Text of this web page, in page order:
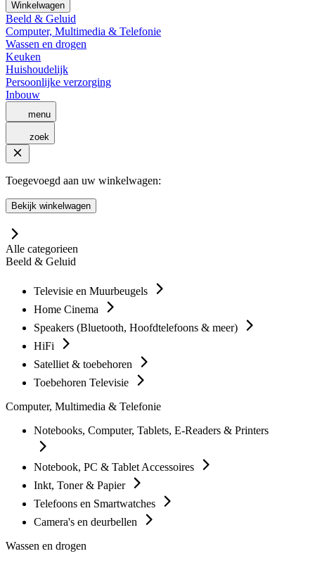
Winkelwagen
Beeld & Geluid
Computer, Multimedia & Telefonie
Wassen en drogen
Keuken
Huishoudelijk
Persoonlijke verzorging
Inbouw
menu
zoek
Toegevoegd aan uw winkelwagen:
Bekijk winkelwagen
Alle categorieen
Beeld & Geluid
Televisie en Muurbeugels
Home Cinema
Speakers (Bluetooth, Hoofdtelefoons & meer)
HiFi
Satelliet & toebehoren
Toebehoren Televisie
Computer, Multimedia & Telefonie
Notebooks, Computer, Tablets, E-Readers & Printers
Notebook, PC & Tablet Accessoires
Inkt, Toner & Papier
Telefoons en Smartwatches
Camera's en deurbellen
Wassen en drogen